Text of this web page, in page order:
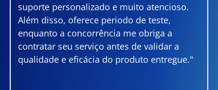
suporte personalizado e muito atencioso.
Além disso, oferece periodo de teste,
enquanto a concorrência me obriga a
contratar seu serviço antes de validar a
qualidade e eficácia do produto entregue."